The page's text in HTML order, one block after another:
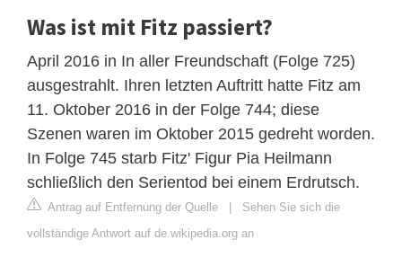
Was ist mit Fitz passiert?
April 2016 in In aller Freundschaft (Folge 725)
ausgestrahlt. Ihren letzten Auftritt hatte Fitz am
11. Oktober 2016 in der Folge 744; diese
Szenen waren im Oktober 2015 gedreht worden.
In Folge 745 starb Fitz' Figur Pia Heilmann
schließlich den Serientod bei einem Erdrutsch.
Antrag auf Entfernung der Quelle | Sehen Sie sich die
vollständige Antwort auf de.wikipedia.org an